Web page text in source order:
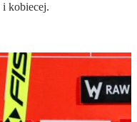
kobiecej.